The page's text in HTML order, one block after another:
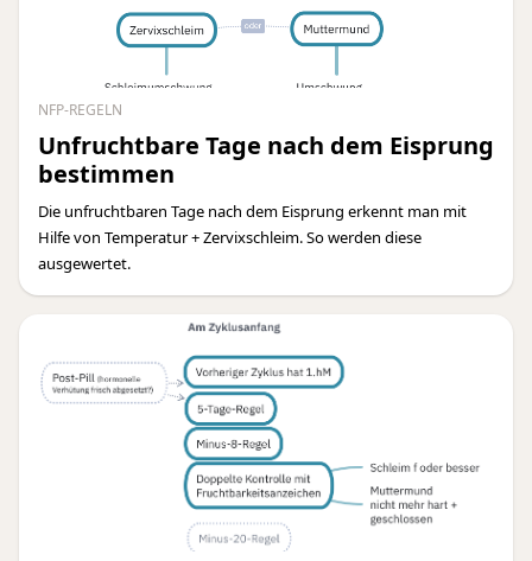
NFP-REGELN
Unfruchtbare Tage nach dem Eisprung
bestimmen
Die unfruchtbaren Tage nach dem Eisprung erkennt man mit
Hilfe von Temperatur + Zervixschleim. So werden diese
ausgewertet.